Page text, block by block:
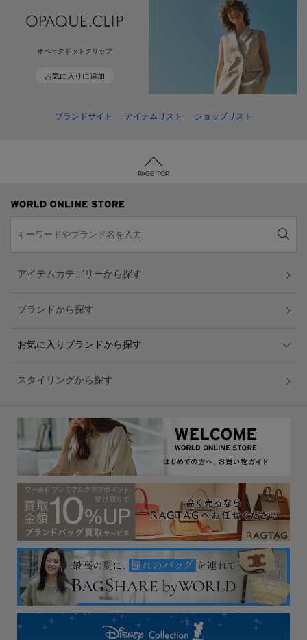
オペークドットクリップ
お気に入りに追加
ブランドサイト アイテムリスト ショップリスト
PAGE TOP
アイテムカテゴリーから探す
ブランドから探す
お気に入りブランドから探す
スタイリングから探す